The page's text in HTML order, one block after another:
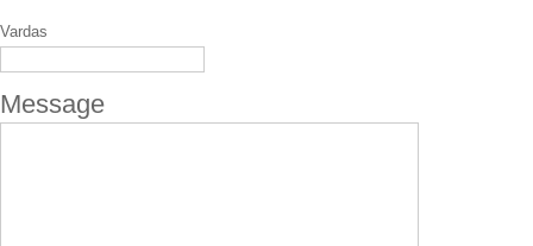
Vardas
Message